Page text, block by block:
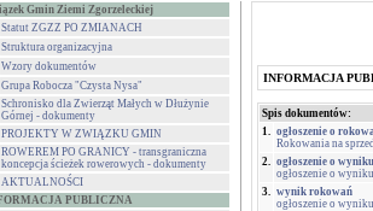
Gmin Ziemi Zgorzeleckiej
Statut ZGZZ PO ZMIANACH
Struktura organizacyjna
Wzory dokumentów
Grupa Robocza "Czysta Nysa"
Schronisko dla Zwierząt Małych w Dłużynie
Górnej - dokumenty
PROJEKTY W ZWIĄZKU GMIN
ROWEREM PO GRANICY - transgraniczna
koncepcja ścieżek rowerowych - dokumenty
AKTUALNOŚCI
PUBLICZNA
INFORMACJA
Spis dokumentów:
1. ogłoszenie o
Rokowania na
2. ogłoszenie o
ogłoszenie o
3. wynik rokowań
ogłoszenie o